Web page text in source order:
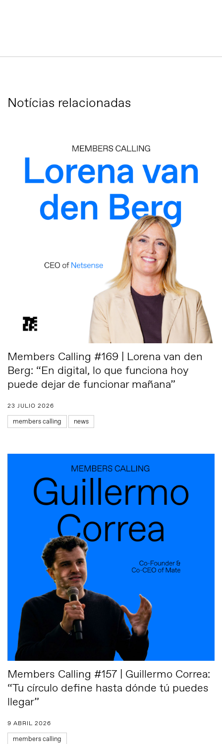
Notícias relacionadas
Members Calling #169 | Lorena van den
Berg: “En digital, lo que funciona hoy
puede dejar de funcionar mañana”
23 JULIO 2026
members calling news
Members Calling #157 | Guillermo Correa:
“Tu círculo define hasta dónde tú puedes
llegar”
9 ABRIL 2026
members calling